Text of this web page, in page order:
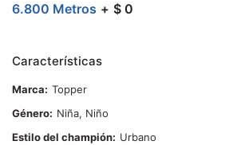
6.800 Metros $ 0
Características
Marca
Topper
Género
Niña, Niño
Estilo del champión
Urbano